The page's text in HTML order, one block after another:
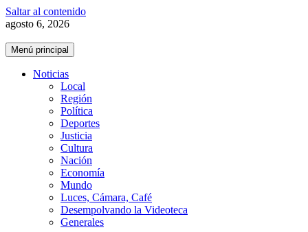
Saltar al contenido
agosto 6, 2026
Menú principal
Noticias
Local
Región
Política
Deportes
Justicia
Cultura
Nación
Economía
Mundo
Luces, Cámara, Café
Desempolvando la Videoteca
Generales